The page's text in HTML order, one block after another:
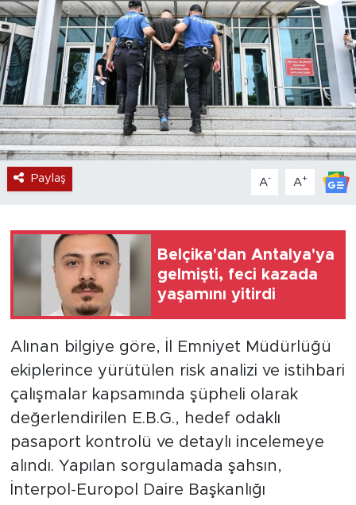
Paylaş A- A+
Belçika'dan Antalya'ya
gelmişti, feci kazada
yaşamını yitirdi
Alınan bilgiye göre, İl Emniyet Müdürlüğü
ekiplerince yürütülen risk analizi ve istihbari
çalışmalar kapsamında şüpheli olarak
değerlendirilen E.B.G., hedef odaklı
pasaport kontrolü ve detaylı incelemeye
alındı. Yapılan sorgulamada şahsın,
İnterpol-Europol Daire Başkanlığı
Sağlık
Spor
Turizm